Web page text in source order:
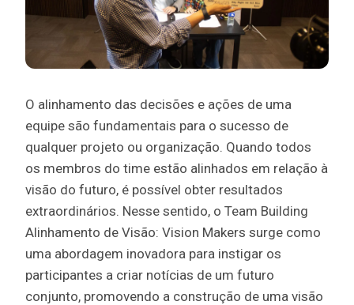
O alinhamento das decisões e ações de uma
equipe são fundamentais para o sucesso de
qualquer projeto ou organização. Quando todos
os membros do time estão alinhados em relação à
visão do futuro, é possível obter resultados
extraordinários. Nesse sentido, o Team Building
Alinhamento de Visão: Vision Makers surge como
uma abordagem inovadora para instigar os
participantes a criar notícias de um futuro
conjunto, promovendo a construção de uma visão